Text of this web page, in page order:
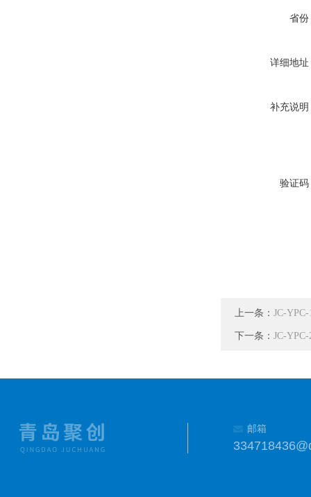
省份
详细地址
补充说明
验证码
上一条： JC-
下一条： JC-
邮箱